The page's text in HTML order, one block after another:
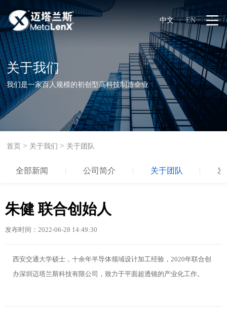
中文 | EN
关于我们
我们是一家百人规模的初创型高科技制造企业
全部新闻 公司简介 关于团队
首页 > 关于我们 > 关于团队
朱健 联合创始人
发布时间：2022-06-28 14:49:30
西安交通大学硕士，十余年半导体领域设计加工经验，2020年联合创
办深圳迈塔兰斯科技有限公司，致力于平面超透镜的产业化工作。